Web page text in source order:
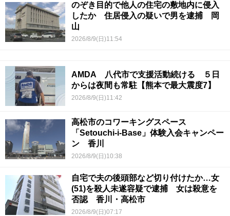
のぞき目的で他人の住宅の敷地内に侵入
したか 住居侵入の疑いで男を逮捕 岡
山
2026/8/9(日)11:54
AMDA 八代市で支援活動続ける ５日
からは夜間も常駐【熊本で最大震度7】
2026/8/9(日)11:42
高松市のコワーキングスペース
「Setouchi-i-Base」体験入会キャンペー
ン 香川
2026/8/9(日)10:38
自宅で夫の後頭部など切り付けたか…女
(51)を殺人未遂容疑で逮捕 女は殺意を
否認 香川・高松市
2026/8/9(日)07:17